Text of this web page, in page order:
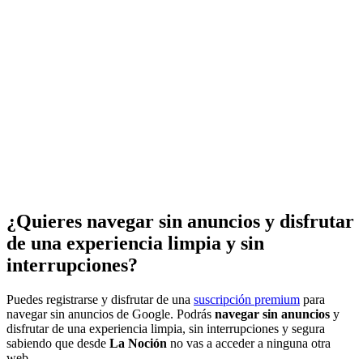
¿Quieres navegar sin anuncios y disfrutar
de una experiencia limpia y sin
interrupciones?
Puedes registrarse y disfrutar de una suscripción premium para
navegar sin anuncios de Google. Podrás navegar sin anuncios y
disfrutar de una experiencia limpia, sin interrupciones y segura
sabiendo que desde La Noción no vas a acceder a ninguna otra